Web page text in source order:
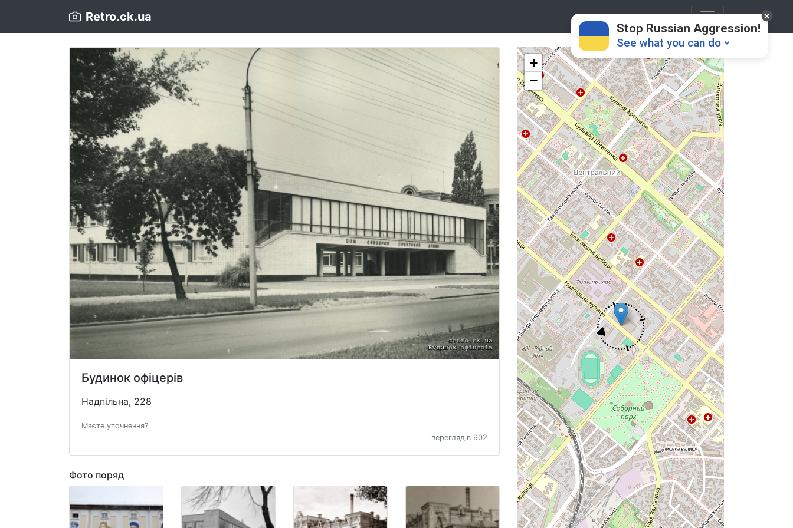
Retro.ck.ua
Будинок офіцерів
Надпільна, 228
Маєте уточнення?
переглядів 902
Фото поряд
+
−
Stop Russian Aggression!
See what you can do
Donate
Support Ukraine
Share this widget